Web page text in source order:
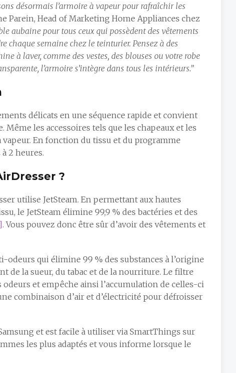
désormais l’armoire à vapeur pour rafraîchir les
Parein, Head of Marketing Home Appliances chez
aubaine pour tous ceux qui possèdent des vêtements
chaque semaine chez le teinturier. Pensez à des
à laver, comme des vestes, des blouses ou votre robe
l’armoire s’intègre dans tous les intérieurs.”
délicats en une séquence rapide et convient
les accessoires tels que les chapeaux et les
En fonction du tissu et du programme
2 heures.
?
utilise JetSteam. En permettant aux hautes
le JetSteam élimine 99,9 % des bactéries et des
. Vous pouvez donc être sûr d’avoir des vêtements et
qui élimine 99 % des substances à l’origine
de la sueur, du tabac et de la nourriture. Le filtre
et empêche ainsi l’accumulation de celles-ci
combinaison d’air et d’électricité pour défroisser
et est facile à utiliser via SmartThings sur
les plus adaptés et vous informe lorsque le